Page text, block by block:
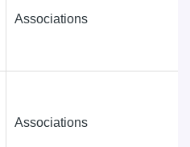
Associations
Associations